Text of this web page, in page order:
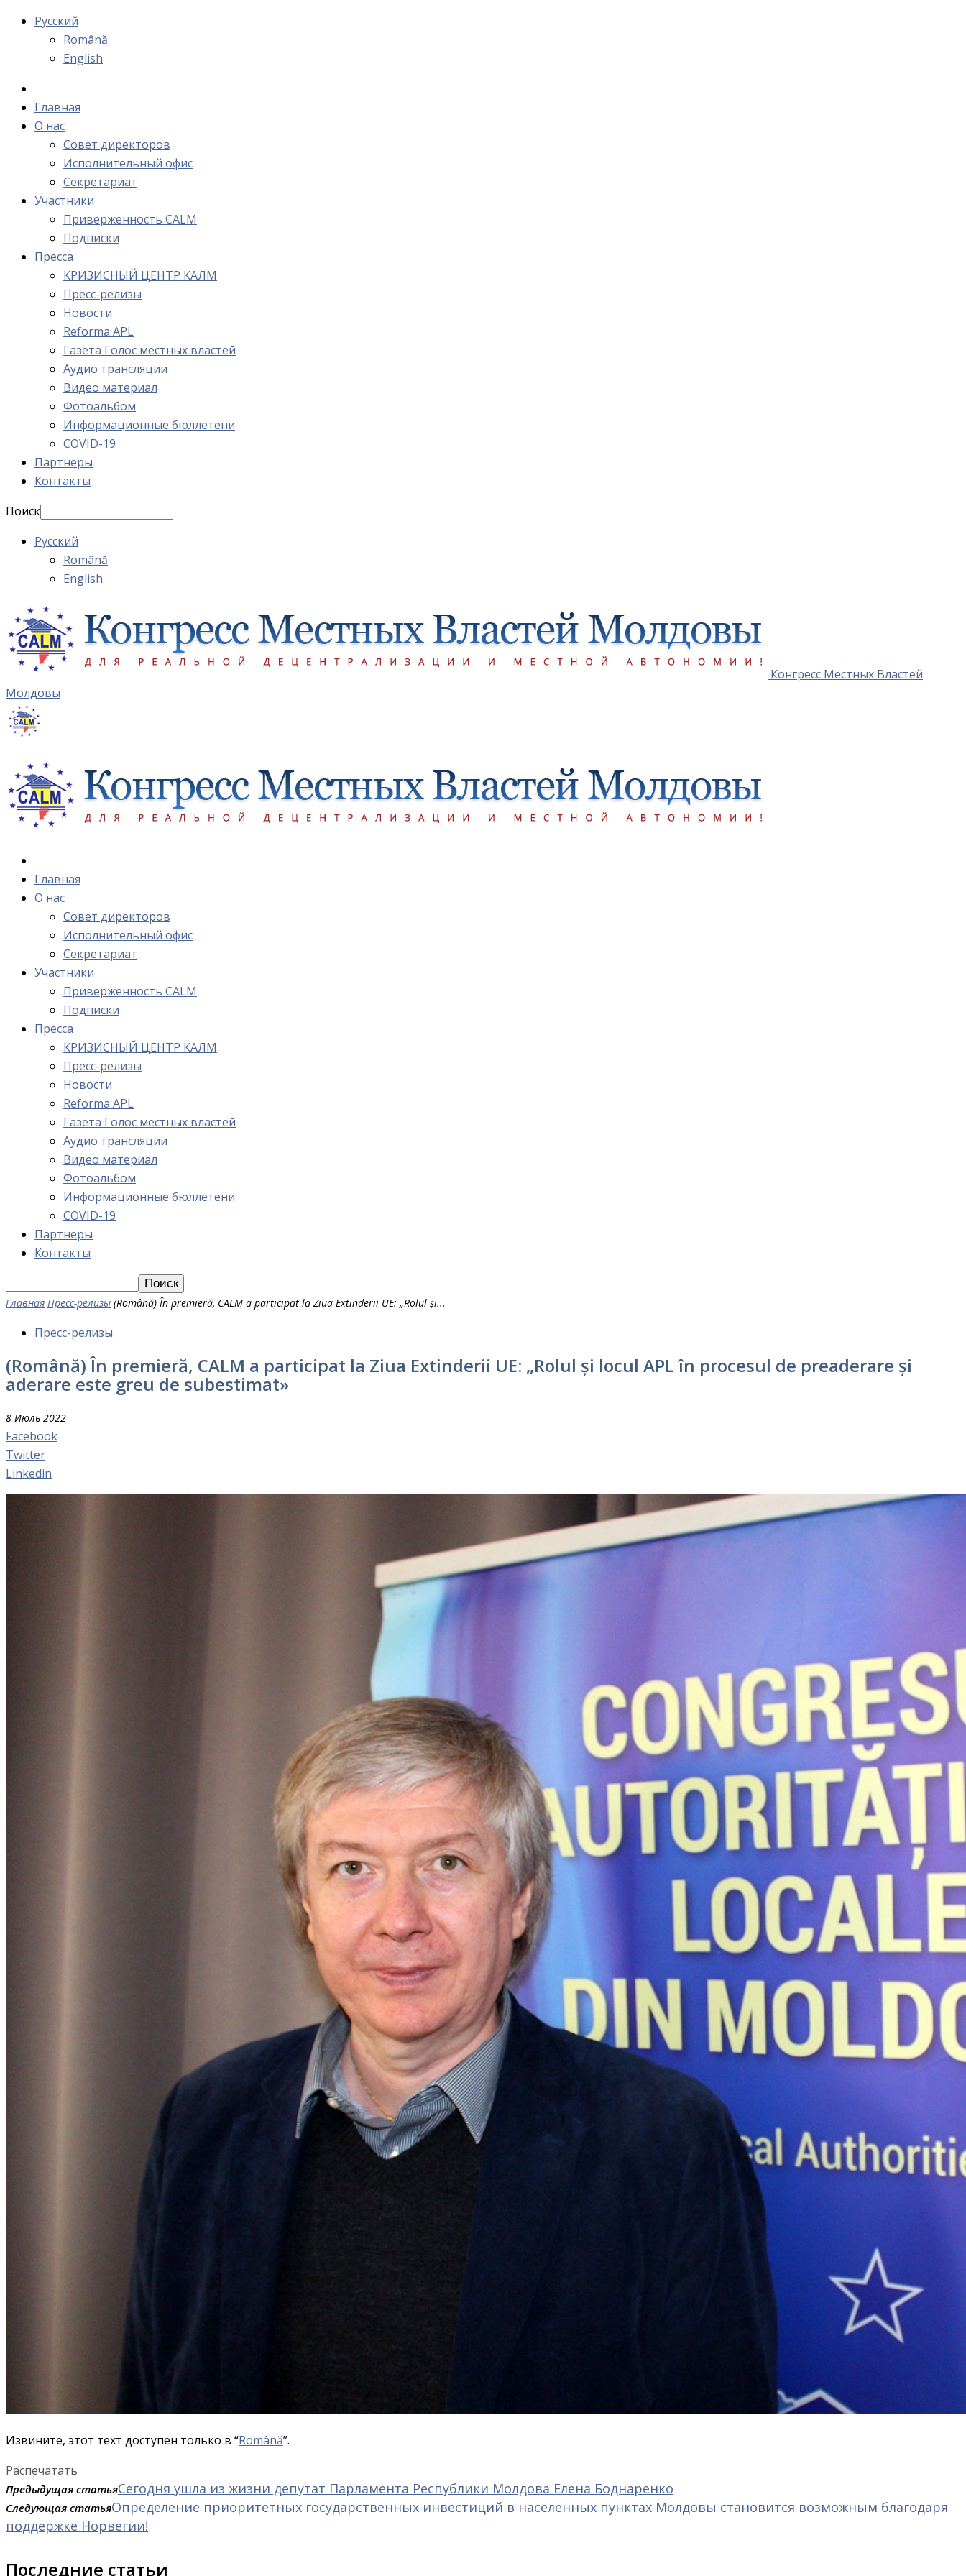
Русский
Română
English
Главная
О нас
Cовет директоров
Исполнительный офис
Cекретариат
Участники
Приверженность CALM
Подписки
Пресса
КРИЗИСНЫЙ ЦЕНТР КАЛМ
Пресс-релизы
Новости
Reforma APL
Газета Голос местных властей
Аудио трансляции
Видео материал
Фотоальбом
Информационные бюллетени
COVID-19
Партнеры
Контакты
Поиск
Русский
Română
English
Конгресс Местных Властей
Молдовы
Главная
О нас
Cовет директоров
Исполнительный офис
Cекретариат
Участники
Приверженность CALM
Подписки
Пресса
КРИЗИСНЫЙ ЦЕНТР КАЛМ
Пресс-релизы
Новости
Reforma APL
Газета Голос местных властей
Аудио трансляции
Видео материал
Фотоальбом
Информационные бюллетени
COVID-19
Партнеры
Контакты
Главная Пресс-релизы (Română) În premieră, CALM a participat la Ziua Extinderii UE: „Rolul și...
Пресс-релизы
(Română) În premieră, CALM a participat la Ziua Extinderii UE: „Rolul și locul APL în procesul de preaderare și
aderare este greu de subestimat»
8 Июль 2022
Facebook
Twitter
Linkedin
Извините, этот техт доступен только в “Română”.
Распечатать
Предыдущая статьяСегодня ушла из жизни депутат Парламента Республики Молдова Елена Боднаренко
Следующая статьяОпределение приоритетных государственных инвестиций в населенных пунктах Молдовы становится возможным благодаря
поддержке Норвегии!
Последние статьи